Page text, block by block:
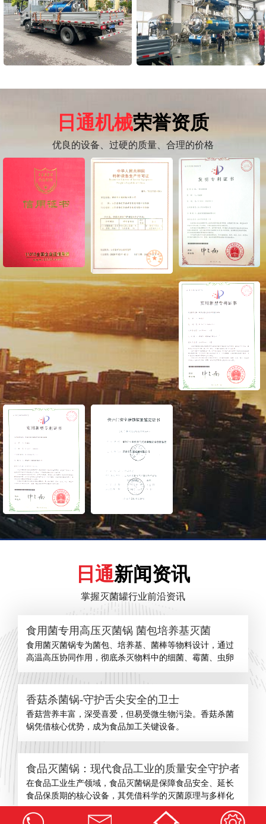
日通机械荣誉资质
优良的设备、过硬的质量、合理的价格
日通新闻资讯
掌握灭菌罐行业前沿资讯
食用菌专用高压灭菌锅 菌包培养基灭菌
食用菌灭菌锅专为菌包、培养基、菌棒等物料设计，通过
高温高压协同作用，彻底杀灭物料中的细菌、霉菌、虫卵
香菇杀菌锅-守护舌尖安全的卫士
​香菇营养丰富，深受喜爱，但易受微生物污染。香菇杀菌
锅凭借核心优势，成为食品加工关键设备。
食品灭菌锅：现代食品工业的质量安全守护者
在食品工业生产领域，食品灭菌锅是保障食品安全、延长
食品保质期的核心设备，其凭借科学的灭菌原理与多样化